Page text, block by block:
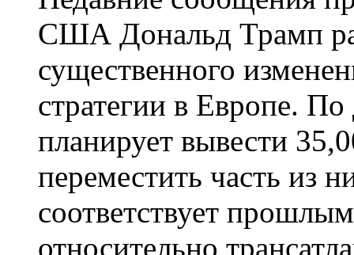
США Дональд Трамп
существенного
стратегии в Европе.
планирует вывести
переместить часть из
соответствует
относительно